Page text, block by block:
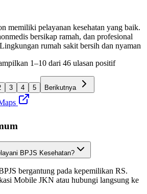
memiliki pelayanan kesehatan yang baik.
bersikap ramah, dan profesional
rumah sakit bersih dan nyaman
1–10 dari 46 ulasan positif
3 4 5 Berikutnya
BPJS Kesehatan?
bergantung pada kepemilikan RS.
Mobile JKN atau hubungi langsung ke